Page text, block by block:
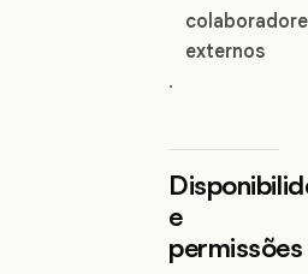
externos
.
e
permissões